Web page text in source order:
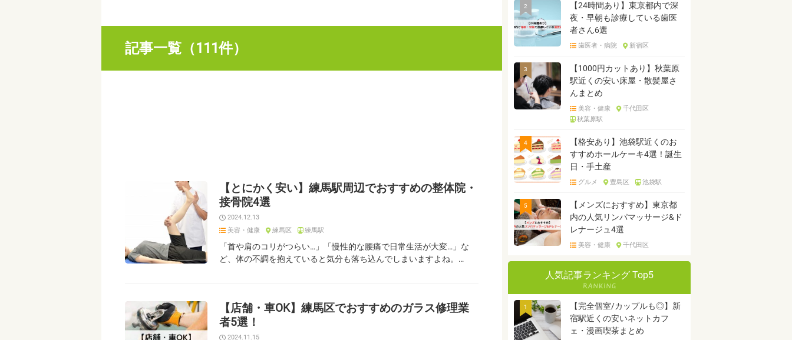
記事一覧（111件）
【とにかく安い】練馬駅周辺でおすすめの整体院・
接骨院4選
2024.12.13
美容・健康
練馬区 練馬駅
「首や肩のコリがつらい…」「慢性的な腰痛で日常生活が大変…」な
ど、体の不調を抱えていると気分も落ち込んでしまいますよね。…
【店舗・車OK】練馬区でおすすめのガラス修理業
者5選！
2024.11.15
2
【24時間あり】東京都内で深
夜・早朝も診療している歯医
者さん6選
歯医者・病院 新宿区
3
【1000円カットあり】秋葉原
駅近くの安い床屋・散髪屋さ
んまとめ
美容・健康
千代田区
秋葉原駅
4
【格安あり】池袋駅近くのお
すすめホールケーキ4選！誕生
日・手土産
グルメ 豊島区 池袋駅
5
【メンズにおすすめ】東京都
内の人気リンパマッサージ&ド
レナージュ4選
美容・健康 千代田区
人気記事ランキング Top5
1
【完全個室/カップルも◎】新
宿駅近くの安いネットカフ
ェ・漫画喫茶まとめ